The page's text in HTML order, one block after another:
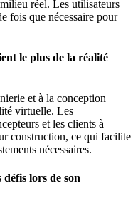
réel. Les utilisateurs
fois que nécessaire pour
le plus de la réalité
et à la conception
virtuelle. Les
et les clients à
construction, ce qui facilite
nécessaires.
lors de son